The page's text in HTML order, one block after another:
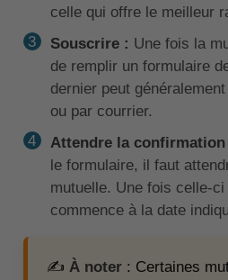
celle qui offre le meilleur
Souscrire : Une fois la
de remplir un formulaire
dernier peut
ou par courrier.
Attendre la confirmation
le formulaire, il faut
mutuelle. Une fois celle-
commence à la date
✍️ À noter: Certaines